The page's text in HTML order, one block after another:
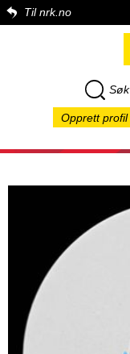
Til nrk.no
Søk
Opprett profil